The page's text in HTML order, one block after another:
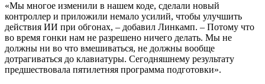
«Мы многое изменили в нашем коде, сделали новый
контроллер и приложили немало усилий, чтобы улучшить
действия ИИ при обгонах, – добавил Линкамп. – Потому что
во время гонки нам не разрешено ничего делать. Мы не
должны ни во что вмешиваться, не должны вообще
дотрагиваться до клавиатуры. Сегодняшнему результату
предшествовала пятилетняя программа подготовки».